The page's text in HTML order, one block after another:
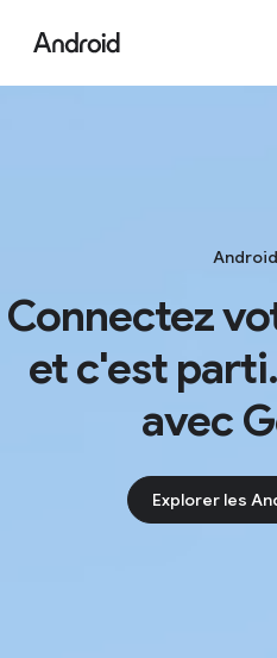
Connectez
et c'est
avec
Explorer les